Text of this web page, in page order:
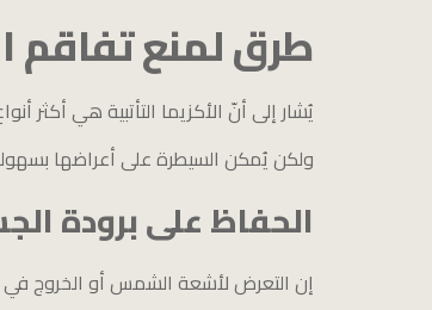
طرق لمنع تفاقم
يُشار إلى أنّ الأكزيما التأتبية هي
ولكن يُمكن السيطرة على أعراضها
الحفاظ على برودة
إن التعرض لأشعة الشمس أو الخروج في